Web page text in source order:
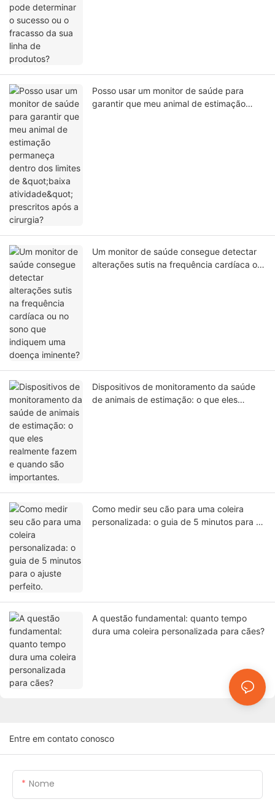
Posso usar um monitor de saúde para
garantir que meu animal de estimação
Um monitor de saúde consegue detectar
alterações sutis na frequência cardíaca ou
Dispositivos de monitoramento da saúde
de animais de estimação: o que eles
Como medir seu cão para uma coleira
personalizada: o guia de 5 minutos para o
A questão fundamental: quanto tempo
dura uma coleira personalizada para cães?
Entre em contato conosco
Nome